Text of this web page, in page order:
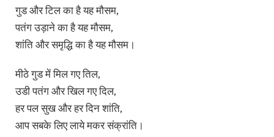
गुड और टिल का है यह मौसम,
पतंग उड़ाने का है यह मौसम,
शांति और समृद्धि का है यह मौसम।
मीठे गुड में मिल गए तिल,
उडी पतंग और खिल गए दिल,
हर पल सुख और हर दिन शांति,
आप सबके लिए लाये मकर संक्रांति।